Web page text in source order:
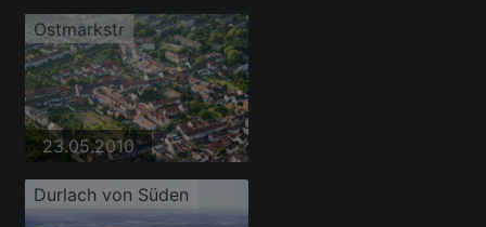
Ostmarkstr
23.05.2010
Durlach von Süden